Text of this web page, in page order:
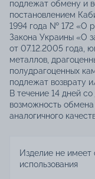
подлежат обмену и
постановлением
1994 года № 172 «О
Закона Украины «О
от 07.12.2005 года,
металлов,
полудрагоценных
подлежат возврату
В течение 14 дней
возможность
аналогичного
Изделие не имеет
использования